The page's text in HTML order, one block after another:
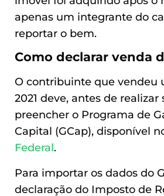
apenas um integrante do
reportar o bem.
Como declarar venda
O contribuinte que vendeu
2021 deve, antes de realizar
preencher o Programa de
Capital (GCap), disponível
Federal.
Para importar os dados do
declaração do Imposto de